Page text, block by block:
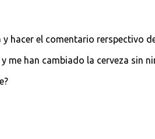
hacer el comentario rerspectivo
me han cambiado la cerveza sin